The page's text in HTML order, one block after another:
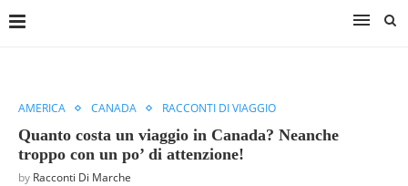
AMERICA CANADA RACCONTI DI VIAGGIO
Quanto costa un viaggio in Canada? Neanche
troppo con un po’ di attenzione!
by Racconti Di Marche